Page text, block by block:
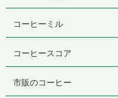
コーヒーミル
コーヒースコア
市販のコーヒー